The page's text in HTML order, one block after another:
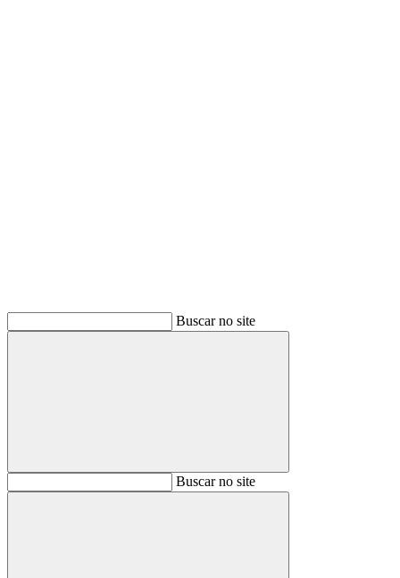
Buscar no site
BuscarBuscar no site